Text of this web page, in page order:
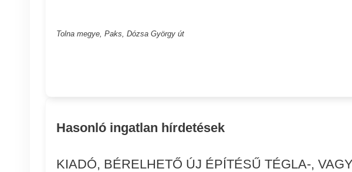
Tolna megye, Paks, Dózsa György út
Hasonló ingatlan hírdetések
KIADÓ, BÉRELHETŐ ÚJ ÉPÍTÉSŰ TÉGLA-,